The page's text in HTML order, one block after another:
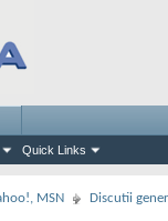
Quick Links
MSN Discutii